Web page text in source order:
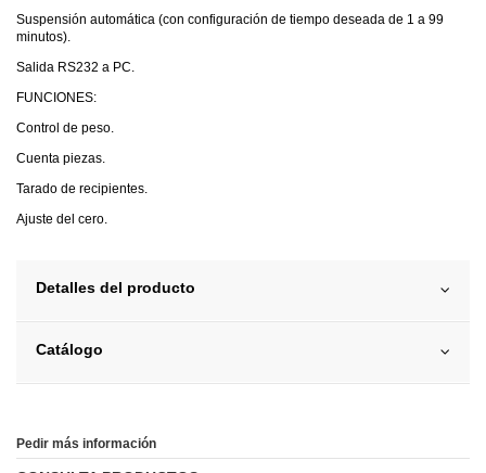
Suspensión automática (con configuración de tiempo deseada de 1 a 99
minutos).
Salida RS232 a PC.
FUNCIONES:
Control de peso.
Cuenta piezas.
Tarado de recipientes.
Ajuste del cero.
Detalles del producto
Catálogo
Pedir más información